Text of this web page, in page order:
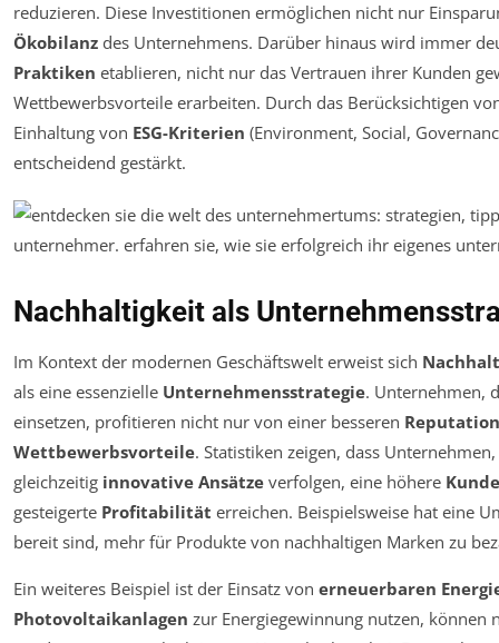
reduzieren. Diese Investitionen ermöglichen nicht nur
Ökobilanz des Unternehmens. Darüber hinaus wird immer
Praktiken etablieren, nicht nur das Vertrauen ihrer Kunden
Wettbewerbsvorteile erarbeiten. Durch das Berücksichtigen
Einhaltung von ESG-Kriterien (Environment, Social,
entscheidend gestärkt.
Nachhaltigkeit als
Im Kontext der modernen Geschäftswelt erweist sich
als eine essenzielle Unternehmensstrategie. Unternehmen,
einsetzen, profitieren nicht nur von einer besseren Reputation
Wettbewerbsvorteile. Statistiken zeigen, dass
gleichzeitig innovative Ansätze verfolgen, eine höhere
gesteigerte Profitabilität erreichen. Beispielsweise hat eine
bereit sind, mehr für Produkte von nachhaltigen Marken zu
Ein weiteres Beispiel ist der Einsatz von erneuerbaren
Photovoltaikanlagen zur Energiegewinnung nutzen, können